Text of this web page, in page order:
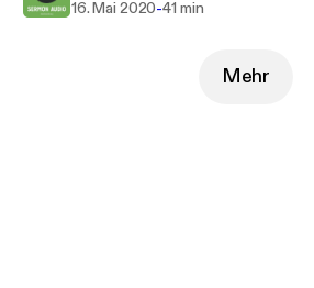
16. Mai 2020-41 min
Mehr